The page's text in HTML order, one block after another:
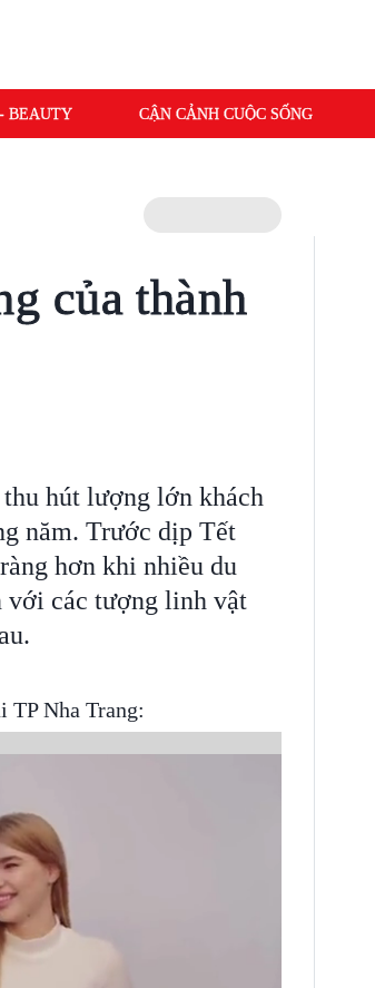
BEAUTY CẬN CẢNH CUỘC SỐNG
của thành
hút lượng lớn khách
năm. Trước dịp Tết
hơn khi nhiều du
với các tượng linh vật
TP Nha Trang: